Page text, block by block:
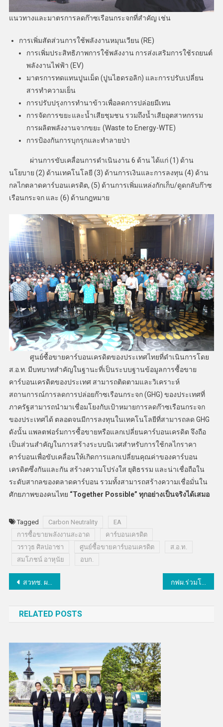
แนวทางและมาตรการลดก๊าซเรือนกระจกที่สำคัญ เช่น
การเพิ่มสัดส่วนการใช้พลังงานหมุนเวียน (RE)
การเพิ่มประสิทธิภาพการใช้พลังงาน การส่งเสริมการใช้รถยนต์
พลังงานไฟฟ้า (EV)
มาตรการทดแทนปูนเม็ด (ปูนไฮดรอลิก) และการปรับเปลี่ยน
สารทำความเย็น
การปรับปรุงการทำนาข้าวเพื่อลดการปล่อยมีเทน
การจัดการขยะและน้ำเสียชุมชน รวมถึงน้ำเสียอุตสาหกรรม
การผลิตพลังงานจากขยะ (Waste to Energy-WTE)
การป้องกันการบุกรุกและทำลายป่า
ผ่านการขับเคลื่อนการดำเนินงาน 6 ด้าน ได้แก่ (1) ด้าน
นโยบาย (2) ด้านเทคโนโลยี (3) ด้านการเงินและการลงทุน (4) ด้าน
กลไกตลาดคาร์บอนเครดิต, (5) ด้านการเพิ่มแหล่งกักเก็บ/ดูดกลับก๊าซ
เรือนกระจก และ (6) ด้านกฎหมาย
ศูนย์ซื้อขายคาร์บอนเครดิตของประเทศไทยที่ดำเนินการโดย
ส.อ.ท. มีบทบาทสำคัญในฐานะที่เป็นระบบฐานข้อมูลการซื้อขาย
คาร์บอนเครดิตของประเทศ สามารถติดตามและวิเคราะห์
สถานการณ์การลดการปล่อยก๊าซเรือนกระจก (GHG) ของประเทศที่
ภาครัฐสามารถนำมาเชื่อมโยงกับเป้าหมายการลดก๊าซเรือนกระจก
ของประเทศได้ ตลอดจนมีการลงทุนในเทคโนโลยีที่สามารถลด GHG
ดังนั้น แพลตฟอร์มการซื้อขายหรือแลกเปลี่ยนคาร์บอนเครดิต จึงถือ
เป็นส่วนสำคัญในการสร้างระบบนิเวศสำหรับการใช้กลไกราคา
คาร์บอนเพื่อขับเคลื่อนให้เกิดการแลกเปลี่ยนคุณค่าของคาร์บอน
เครดิตซึ่งกันและกัน สร้างความโปร่งใส ยุติธรรม และน่าเชื่อถือใน
ระดับสากลของตลาดคาร์บอน รวมทั้งสามารถสร้างความเชื่อมั่นใน
ศักยภาพของคนไทย “Together Possible” ทุกอย่างเป็นจริงได้เสมอ
Tagged Carbon Neutrality
EA
การซื้อขายพลังงานสะอาด
คาร์บอนเครดิต
วราวุธ ศิลปอาชา
ศูนย์ซื้อขายคาร์บอนเครดิต
ส.อ.ท.
สมโภชน์ อาหุนัย
อบก.
แนะแนว
สวทช. ผนึกพันธมิตร 40 หน่วยงาน จัดThailand Tech Show 2022 โชว์กว่า 200 ผลงาน ‘นวัตกรรมพร้อมต่อยอดธุรกิจ’
RELATED POSTS